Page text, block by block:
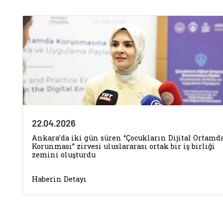
22.04.2026
Ankara’da iki gün süren “Çocukların Dijital
Korunması” zirvesi uluslararası ortak bir iş birliği
zemini oluşturdu
Haberin Detayı